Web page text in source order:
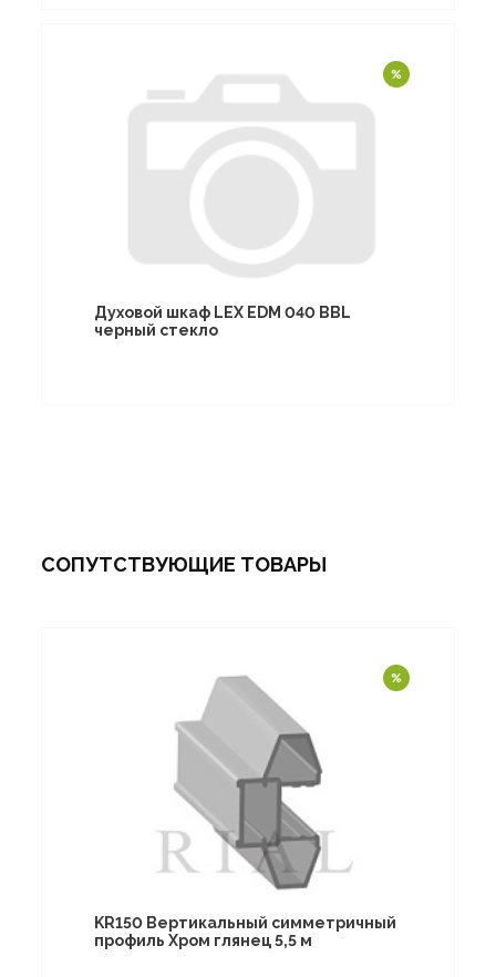
Духовой шкаф LEX EDM 040 BBL
черный стекло
СОПУТСТВУЮЩИЕ ТОВАРЫ
KR150 Вертикальный симметричный
профиль Хром глянец 5,5 м